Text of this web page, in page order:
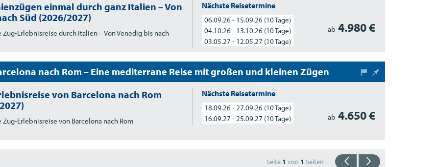
einmal durch ganz Italien – Von
Süd (2026/2027)
Zug-Erlebnisreise durch Italien – Von Venedig bis nach
ab 4.980 €
Nächste Reisetermine
06.09.26 - 15.09.26 (10 Tage)
04.10.26 - 13.10.26 (10 Tage)
03.05.27 - 12.05.27 (10 Tage)
nach Rom – Eine mediterrane Reise mit großen und kleinen Zügen
von Barcelona nach Rom
Zug-Erlebnisreise von Barcelona nach Rom ab 4.650 €
Nächste Reisetermine
18.09.26 - 27.09.26 (10 Tage)
16.09.27 - 25.09.27 (10 Tage)
Seite 1 von 1 Seiten